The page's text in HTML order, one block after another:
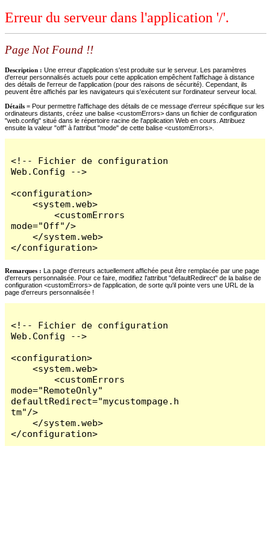
Erreur du serveur dans l'application '/'.
Page Not Found !!
Description : Une erreur d'application s'est produite sur le serveur. Les paramètres
d'erreur personnalisés actuels pour cette application empêchent l'affichage à distance
des détails de l'erreur de l'application (pour des raisons de sécurité). Cependant, ils
peuvent être affichés par les navigateurs qui s'exécutent sur l'ordinateur serveur local.
Détails = Pour permettre l'affichage des détails de ce message d'erreur spécifique sur les
ordinateurs distants, créez une balise <customErrors> dans un fichier de configuration
"web.config" situé dans le répertoire racine de l'application Web en cours. Attribuez
ensuite la valeur "off" à l'attribut "mode" de cette balise <customErrors>.
<!-- Fichier de configuration
Web.Config -->
<configuration>
    <system.web>
        <customErrors
mode="Off"/>
    </system.web>
</configuration>
Remarques : La page d'erreurs actuellement affichée peut être remplacée par une page
d'erreurs personnalisée. Pour ce faire, modifiez l'attribut "defaultRedirect" de la balise de
configuration <customErrors> de l'application, de sorte qu'il pointe vers une URL de la
page d'erreurs personnalisée !
<!-- Fichier de configuration
Web.Config -->
<configuration>
    <system.web>
        <customErrors
mode="RemoteOnly"
defaultRedirect="mycustompage.h
tm"/>
    </system.web>
</configuration>